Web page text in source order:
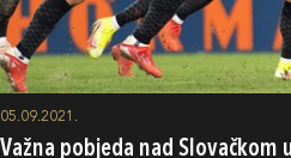
05.09.2021.
Važna pobjeda nad Slovačkom